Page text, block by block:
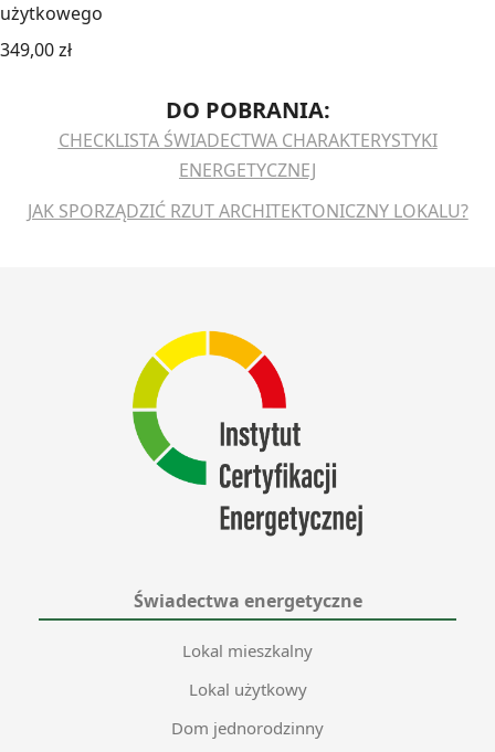
użytkowego
349,00zł
DO POBRANIA:
CHECKLISTA ŚWIADECTWA CHARAKTERYSTYKI
ENERGETYCZNEJ
JAK SPORZĄDZIĆ RZUT ARCHITEKTONICZNY LOKALU?
Świadectwa energetyczne
Lokal mieszkalny
Lokal użytkowy
Dom jednorodzinny